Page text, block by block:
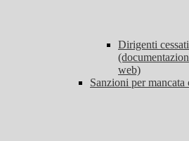
Dirigenti
web)
Sanzioni per